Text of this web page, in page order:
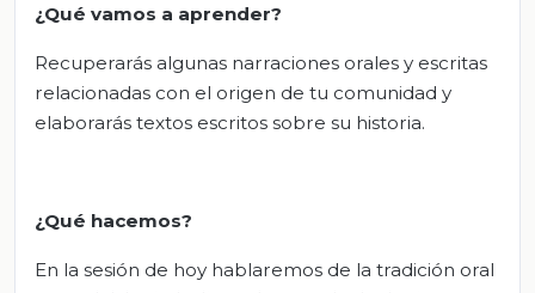
¿Qué vamos a aprender?
Recuperarás algunas narraciones orales y escritas
relacionadas con el origen de tu comunidad y
elaborarás textos escritos sobre su historia.
¿Qué hacemos?
En la sesión de hoy hablaremos de la tradición oral